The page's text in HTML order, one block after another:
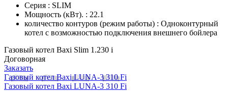
Серия : SLIM
Мощность (кВт). : 22.1
количество контуров (режим работы) : Одноконтурный
котел с возможностью подключения внешнего бойлера
Газовый котел Baxi Slim 1.230 i
Договорная
Заказать
Газовый котел Baxi LUNA-3 310 Fi
Газовый котел Baxi LUNA-3 310 Fi